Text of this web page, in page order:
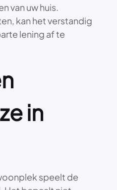
van uw huis.
kan het verstandig
lening af te
in
speelt de